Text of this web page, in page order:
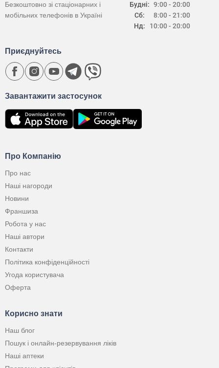
Будні:
Сб:
Нд:
9:00 - 20:00
8:00 - 21:00
10:00 - 20:00
Безкоштовно зі стаціонарних і
мобільних телефонів в Україні
Про Компанію
Про нас
Наші нагороди
Новини
Франшиза
Робота у нас
Наші автори
Контакти
Політика конфіденційності
Угода користувача
Оферта
Корисно знати
Наш блог
Пошук і онлайн-резервування ліків
Наші аптеки
Завантажити застосунок
Приєднуйтесь